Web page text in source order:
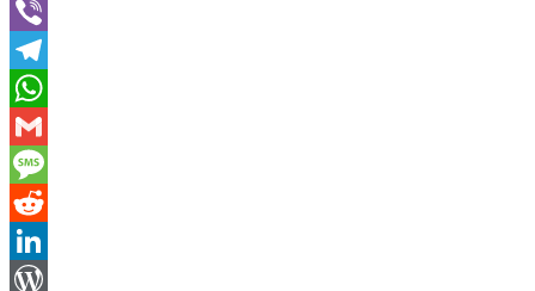
Twitter
Viber
Telegram
WhatsApp
Gmail
Message
Reddit
LinkedIn